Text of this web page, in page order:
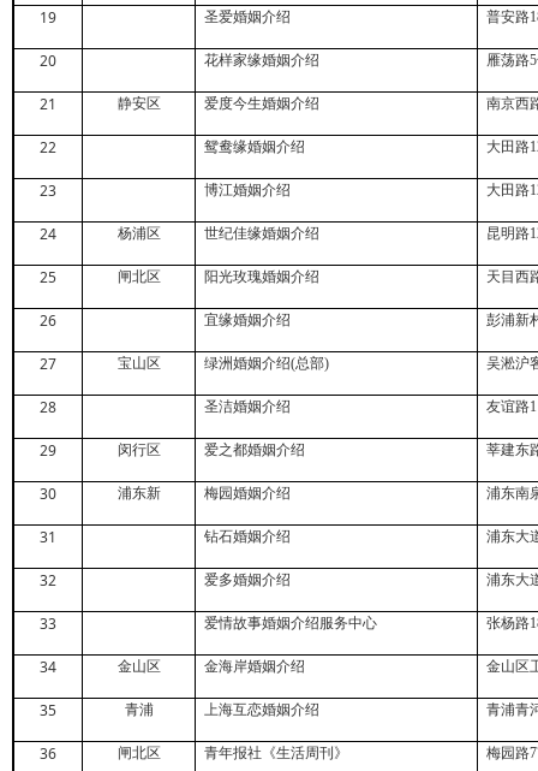
19 圣爱婚姻介绍 普安路
20 花样家缘婚姻介绍 雁荡路5
21 静安区 爱度今生婚姻介绍 南京西
22 鸳鸯缘婚姻介绍 大田路
23 博江婚姻介绍 大田路
24 杨浦区 世纪佳缘婚姻介绍 昆明路
25 闸北区 阳光玫瑰婚姻介绍 天目西
26 宜缘婚姻介绍 彭浦新
27 宝山区 绿洲婚姻介绍(总部) 吴淞沪
28 圣洁婚姻介绍 友谊路
29 闵行区 爱之都婚姻介绍 莘建东
30 浦东新 梅园婚姻介绍 浦东南
31 钻石婚姻介绍 浦东大
32 爱多婚姻介绍 浦东大
33 爱情故事婚姻介绍服务中心 张杨路
34 金山区 金海岸婚姻介绍 金山区
35 青浦 上海互恋婚姻介绍 青浦青
36 闸北区 青年报社《生活周刊》 梅园路